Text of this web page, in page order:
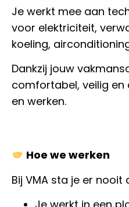
Je werkt mee aan
voor elektriciteit,
koeling,
Dankzij jouw
comfortabel, veilig en
en werken.
Hoe we werken
Bij VMA sta je er nooit